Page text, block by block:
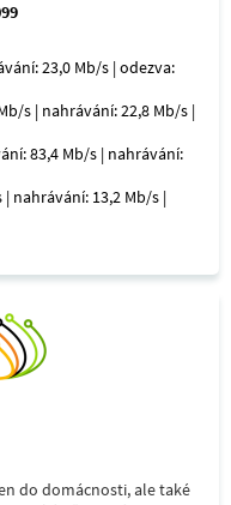
23,0 Mb/s | odezva:
s | nahrávání: 22,8 Mb/s |
83,4 Mb/s | nahrávání:
nahrávání: 13,2 Mb/s |
do domácnosti, ale také